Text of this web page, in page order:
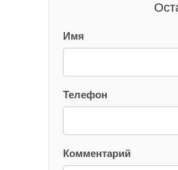
Имя
Телефон
Комментарий